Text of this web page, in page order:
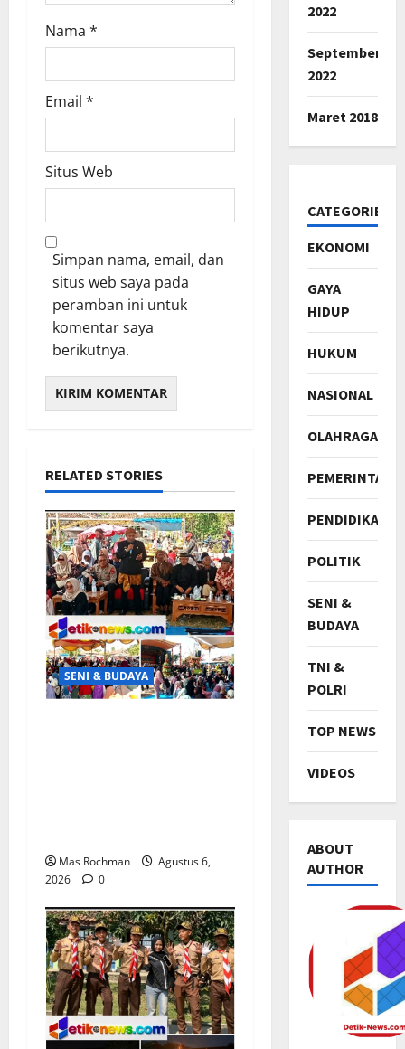
Nama *
Email *
Situs Web
Simpan nama, email, dan
situs web saya pada
peramban ini untuk
komentar saya
berikutnya.
RELATED STORIES
SENI & BUDAYA
Mas Rochman
Agustus 6,
2026
0
2022
September
2022
Maret 2018
CATEGORIES
EKONOMI
GAYA
HIDUP
HUKUM
NASIONAL
OLAHRAGA
PEMERINTAH
PENDIDIKAN
POLITIK
SENI &
BUDAYA
TNI &
POLRI
TOP NEWS
VIDEOS
ABOUT
AUTHOR
TNI &
P
a
s
c
a